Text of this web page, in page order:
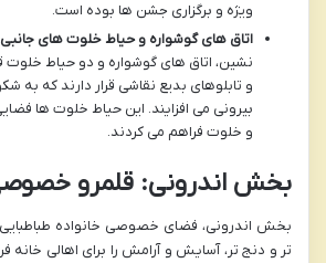
ویژه و برگزاری جشن ها بوده است.
اتاق های گوشواره و حیاط خلوت های
نشین، اتاق های گوشواره و دو حیاط خلوت
و تابلوهای بدیع نقاشی قرار دارند که به
بیرونی می افزایند. این حیاط خلوت ها
و خلوت فراهم می کردند.
بخش اندرونی: قلمرو
بخش اندرونی، فضای خصوصی خانواده طباطبایی
تر و دنج تر، آسایش و آرامش را برای اهالی